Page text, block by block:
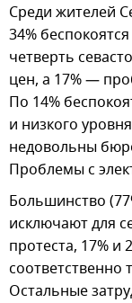
Среди жителей
34%
четверть
цен, а 17% —
По 14%
и низкого
недовольны
Проблемы с
Большинство
исключают для
протеста, 17% и
соответственно
Остальные